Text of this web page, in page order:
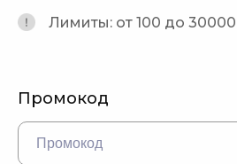
Лимиты: от 100 до
Промокод